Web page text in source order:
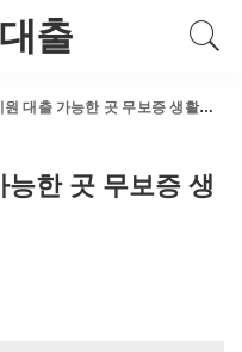
출
가능한 곳 무보증 생활자금 대출 신청 방법
한 곳 무보증 생